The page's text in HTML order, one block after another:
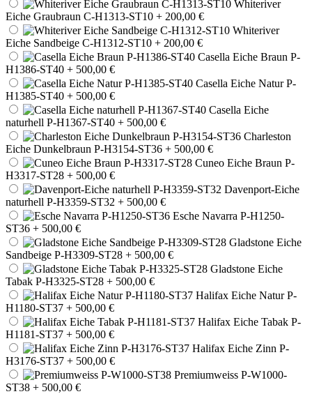
Whiteriver
Eiche Graubraun C-H1313-ST10 + 200,00 €
Whiteriver
Eiche Sandbeige C-H1312-ST10 + 200,00 €
Casella Eiche Braun P-
H1386-ST40 + 500,00 €
Casella Eiche Natur P-
H1385-ST40 + 500,00 €
Casella Eiche
naturhell P-H1367-ST40 + 500,00 €
Charleston
Eiche Dunkelbraun P-H3154-ST36 + 500,00 €
Cuneo Eiche Braun P-
H3317-ST28 + 500,00 €
Davenport-Eiche
naturhell P-H3359-ST32 + 500,00 €
Esche Navarra P-H1250-
ST36 + 500,00 €
Gladstone Eiche
Sandbeige P-H3309-ST28 + 500,00 €
Gladstone Eiche
Tabak P-H3325-ST28 + 500,00 €
Halifax Eiche Natur P-
H1180-ST37 + 500,00 €
Halifax Eiche Tabak P-
H1181-ST37 + 500,00 €
Halifax Eiche Zinn P-
H3176-ST37 + 500,00 €
Premiumweiss P-W1000-
ST38 + 500,00 €